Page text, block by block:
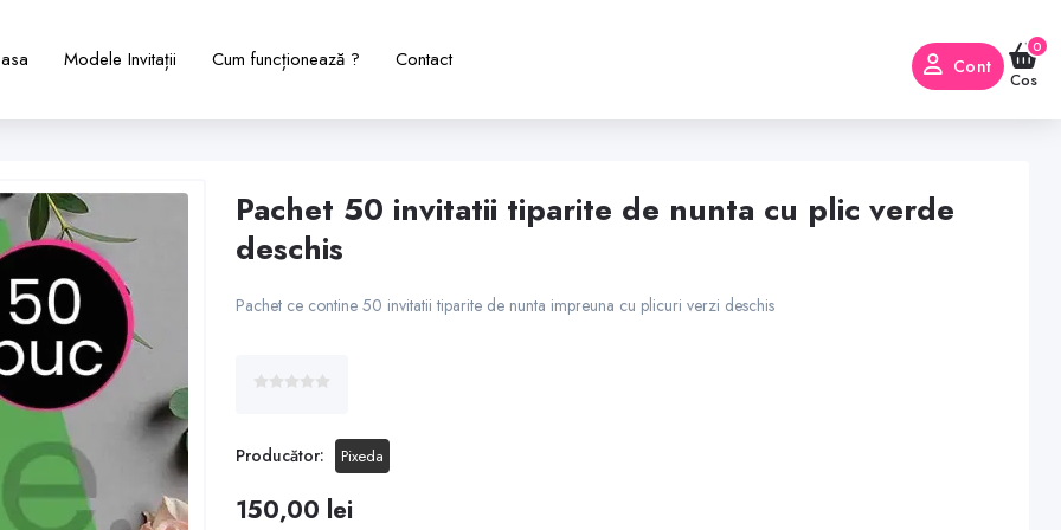
Modele Invitații Cum funcționează ? Contact Cont
Cos
0
Pachet 50 invitatii tiparite de nunta cu plic verde
deschis
Pachet ce contine 50 invitatii tiparite de nunta impreuna cu plicuri verzi deschis
Producător: Pixeda
150,00 lei